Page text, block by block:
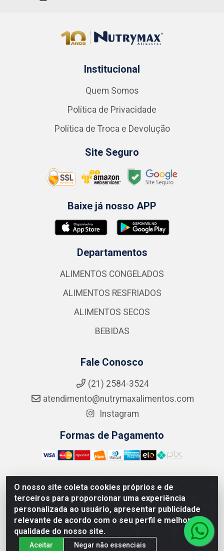
O nosso site coleta cookies próprios e de
terceiros para proporcionar uma experiência
personalizada ao usuário, apresentar publicidade
relevante de acordo com o seu perfil e melhorar a
qualidade do nosso site.
Aceitar Negar não essenciais
Institucional
Quem Somos
Política de Privacidade
Política de Troca e Devolução
Site Seguro
Baixe já nosso APP
Departamentos
ALIMENTOS CONGELADOS
ALIMENTOS RESFRIADOS
ALIMENTOS SECOS
BEBIDAS
Fale Conosco
(21) 2584-3524
atendimento@nutrymaxalimentos.com
Instagram
Formas de Pagamento
NUTRY MAX COMÉRCIO DE PRODUTOS ALIMENTICIOS
LTDA - RUA DO FEIJÃO, 721 PENHA CIRCULAR/RJ -
CNPJ: 15.796.122/0001-03